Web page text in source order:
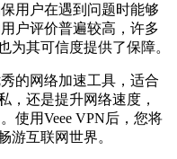
用户在遇到问题时能够
户评价普遍较高，许多
为其可信度提供了保障。
的网络加速工具，适合
，还是提升网络速度，
使用Veee VPN后，您将
游互联网世界。